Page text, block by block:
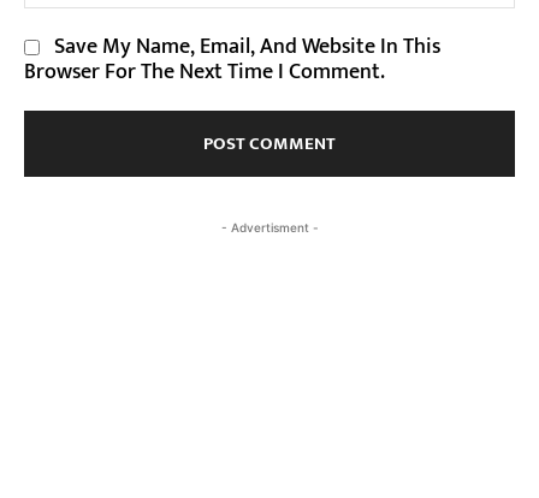
Save My Name, Email, And Website In This
Browser For The Next Time I Comment.
- Advertisment -